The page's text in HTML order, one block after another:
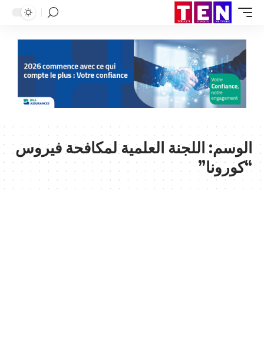
الوسم:اللجنة العلمية لمكافحة فيروس
“كورونا”